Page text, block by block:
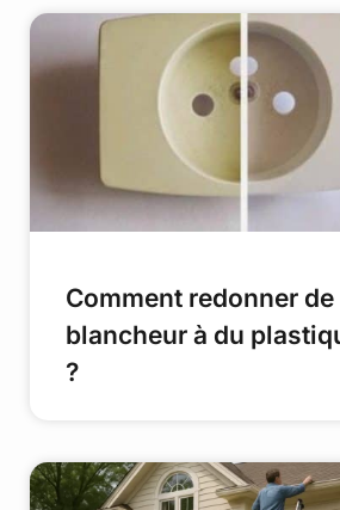
Comment redonner de
blancheur à du
?